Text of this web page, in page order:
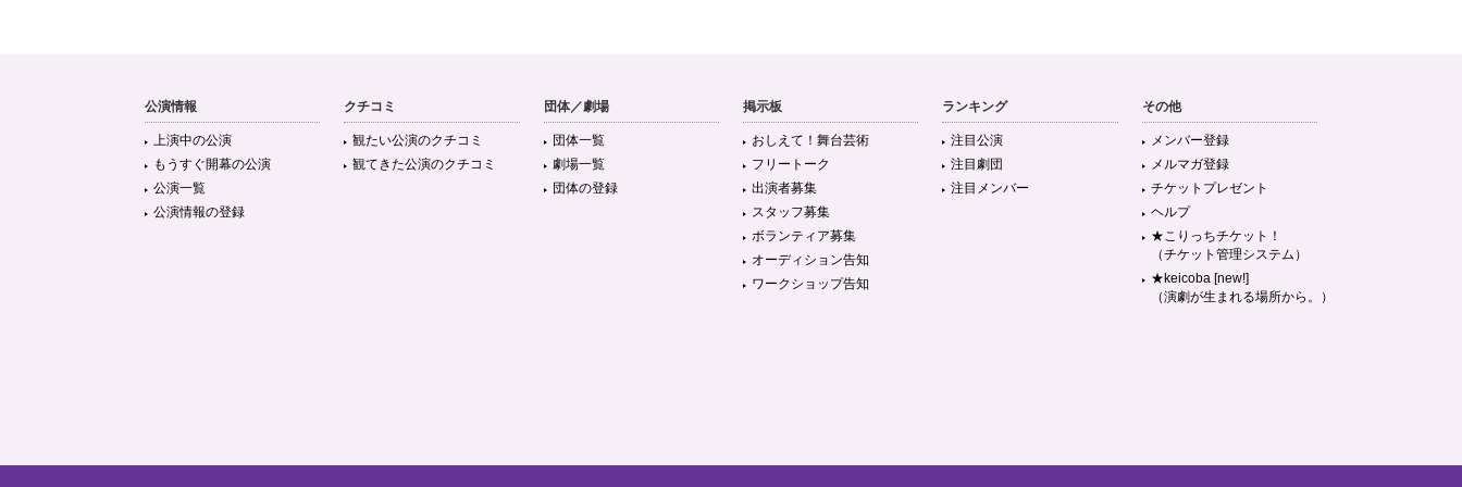
公演情報
上演中の公演
もうすぐ開幕の公演
公演一覧
公演情報の登録
クチコミ
観たい公演のクチコミ
観てきた公演のクチコミ
団体／劇場
団体一覧
劇場一覧
団体の登録
掲示板
おしえて！舞台芸術
フリートーク
出演者募集
スタッフ募集
ボランティア募集
オーディション告知
ワークショップ告知
ランキング
注目公演
注目劇団
注目メンバー
その他
メンバー登録
メルマガ登録
チケットプレゼント
ヘルプ
★こりっちチケット！
（チケット管理システム）
★keicoba [new!]
（演劇が生まれる場所から。）